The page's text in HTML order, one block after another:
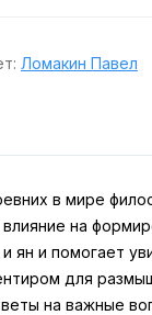
Ломакин Павел
в мире
на
ян и помогает
для
на важные